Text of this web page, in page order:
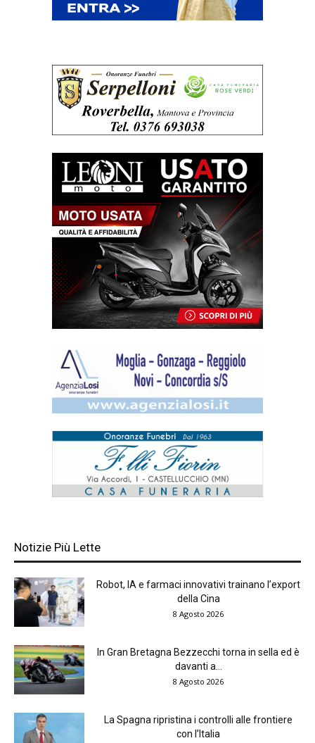
Notizie Più Lette
Robot, IA e farmaci innovativi trainano l’export
della Cina
8 Agosto 2026
In Gran Bretagna Bezzecchi torna in sella ed è
davanti a...
8 Agosto 2026
La Spagna ripristina i controlli alle frontiere
con l’Italia